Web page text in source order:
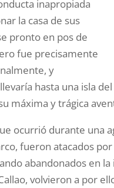
inapropiada
la casa de sus
pronto en pos de
fue precisamente
y
hasta una isla
máxima y trágica
ocurrió durante una
fueron atacados
abandonados en
volvieron a por